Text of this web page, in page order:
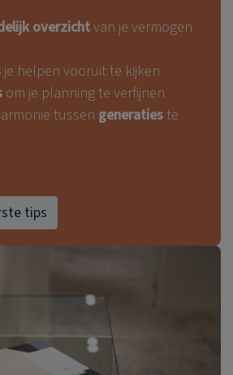
overzichtvan je vermogen
je helpen vooruit te kijken
om je planning te verfijnen
tussen generaties te
tips